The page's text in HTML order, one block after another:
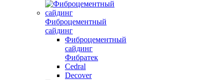
Фиброцементный
сайдинг
Фиброцементный
сайдинг
Фибратек
Cedral
Decover